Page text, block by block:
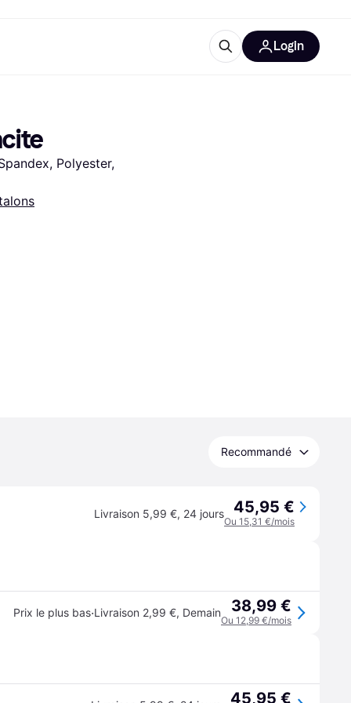
Login
Polyester,
Recommandé
Livraison 5,99 €, 24 jours 45,95 €
Ou 15,31 €/mois
Prix le plus bas·Livraison 2,99 €, Demain 38,99 €
Ou 12,99 €/mois
45,95 €